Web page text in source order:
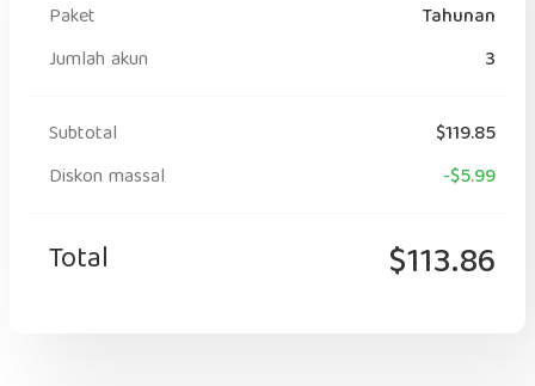
Paket
Tahunan
Jumlah akun
3
Subtotal
$119.85
Diskon massal
-$5.99
Total $113.86